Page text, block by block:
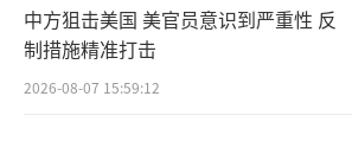
中方狙击美国 美官员意识到严重性 反
制措施精准打击
2026-08-07 15:59:12